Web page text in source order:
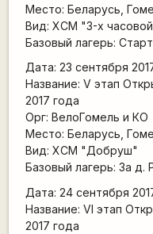
Место: Беларусь,
Вид: ХСМ "3-х
Базовый лагерь:
Дата: 23 сентября
Название: V этап
2017 года
Орг: ВелоГомель и КО
Место: Беларусь,
Вид: ХСМ "Добруш"
Базовый лагерь: За д.
Дата: 24 сентября
Название: VI этап
2017 года